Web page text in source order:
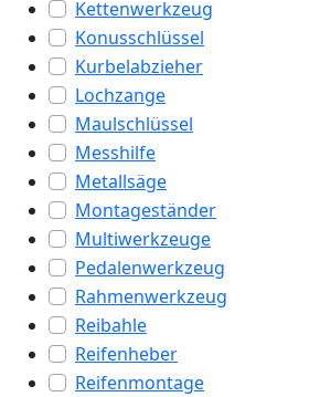
Kettenwerkzeug
Konusschlüssel
Kurbelabzieher
Lochzange
Maulschlüssel
Messhilfe
Metallsäge
Montageständer
Multiwerkzeuge
Pedalenwerkzeug
Rahmenwerkzeug
Reibahle
Reifenheber
Reifenmontage